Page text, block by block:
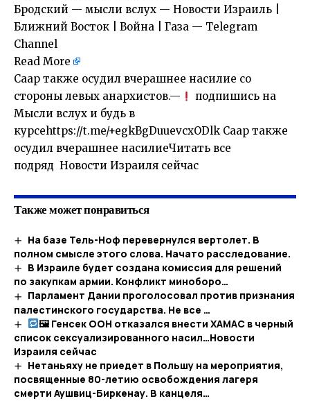
Бродский — мысли вслух — Новости Израиль |
Ближний Восток | Война | Газа — Telegram
Channel
Read More
Саар также осудил вчерашнее насилие со
стороны левых анархистов.—
подпишись на
Мысли вслух и будь в
курсеhttps://t.me/+egkBgDuuevcxODlk Саар также
осудил вчерашнее насилиеЧитать все
подряд Новости Израиля сейчас
Также может понравиться
На базе Тель-Ноф перевернулся вертолет. В
полном смысле этого слова. Начато расследование.
В Израиле будет создана комиссия для решений
по закупкам армии. Конфликт миноборо…
Парламент Дании проголосовал против признания
палестинского государства. Не все …
🖼 Генсек ООН отказался внести ХАМАС в черный
список сексуализированного насил…​Новости
Израиля сейчас
Нетаньяху не приедет в Польшу на мероприятия,
посвященные 80-летию освобождения лагеря
смерти Аушвиц-Биркенау. В канцеля…